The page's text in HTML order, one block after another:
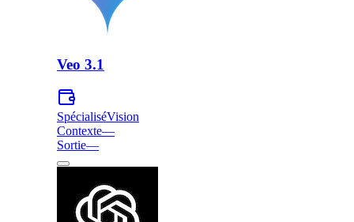
Veo 3.1
SpécialiséVision
Contexte—
Sortie—